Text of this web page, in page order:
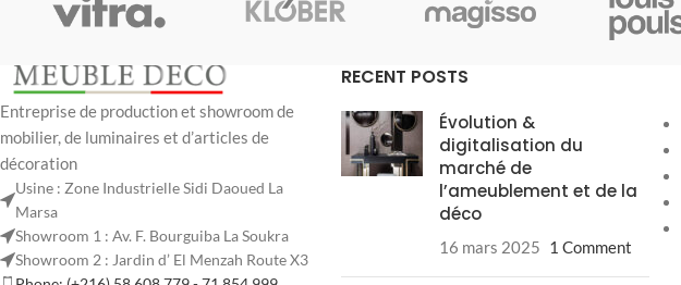
Suspendisse quam at vestibulum
Entreprise de production et showroom de
mobilier, de luminaires et d’articles de
décoration
Usine : Zone Industrielle Sidi Daoued La
Marsa
Showroom 1 : Av. F. Bourguiba La Soukra
Showroom 2 : Jardin d’ El Menzah Route X3
RECENT POSTS
Évolution &
digitalisation du
marché de
l’ameublement et de la
déco
16 mars 2025 1 Comment